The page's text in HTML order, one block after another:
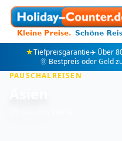
★Tiefpreisgarantie✈️ Über
🌞 Bestpreis oder Geld
PAUSCHALREISEN